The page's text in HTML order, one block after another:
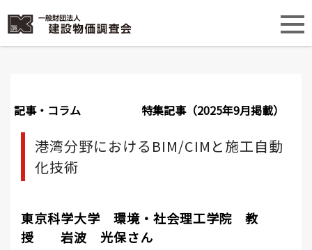
記事・コラム 特集記事（2025年9月掲載）
港湾分野におけるBIM/CIMと施工自動
化技術
東京科学大学 環境・社会理工学院 教
授 岩波 光保さん